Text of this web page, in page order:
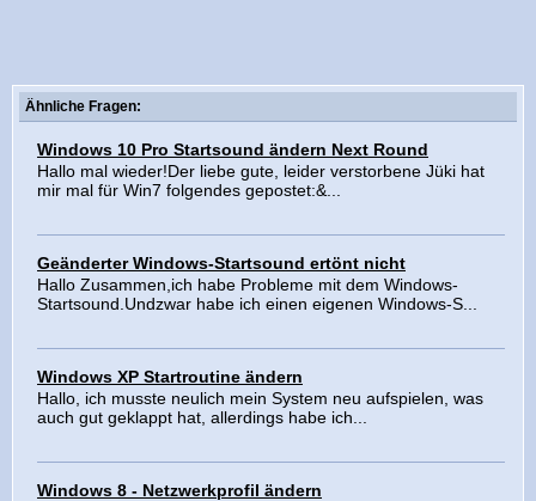
Ähnliche Fragen:
Windows 10 Pro Startsound ändern Next Round
Hallo mal wieder!Der liebe gute, leider verstorbene Jüki hat
mir mal für Win7 folgendes gepostet:&...
Geänderter Windows-Startsound ertönt nicht
Hallo Zusammen,ich habe Probleme mit dem Windows-
Startsound.Undzwar habe ich einen eigenen Windows-S...
Windows XP Startroutine ändern
Hallo, ich musste neulich mein System neu aufspielen, was
auch gut geklappt hat, allerdings habe ich...
Windows 8 - Netzwerkprofil ändern